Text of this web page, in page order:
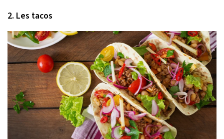
2. Les tacos